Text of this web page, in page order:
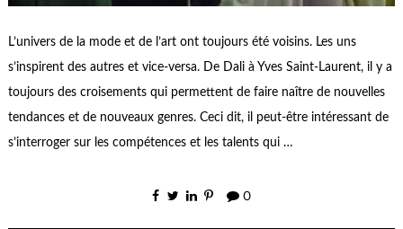
L’univers de la mode et de l’art ont toujours été voisins. Les uns
s’inspirent des autres et vice-versa. De Dali à Yves Saint-Laurent, il y a
toujours des croisements qui permettent de faire naître de nouvelles
tendances et de nouveaux genres. Ceci dit, il peut-être intéressant de
s’interroger sur les compétences et les talents qui …
0